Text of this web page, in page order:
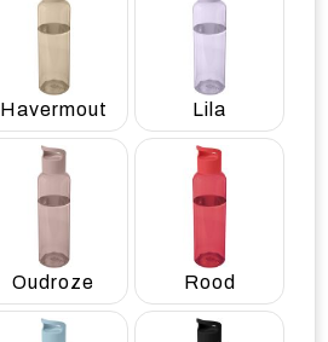
Havermout Lila
Oudroze Rood